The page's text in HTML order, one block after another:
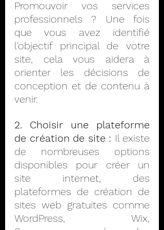
Promouvoir vos services
professionnels ? Une fois
que vous avez identifié
l'objectif principal de votre
site, cela vous aidera à
orienter les décisions de
conception et de contenu à
venir.
2. Choisir une plateforme
de création de site : Il existe
de nombreuses options
disponibles pour créer un
site internet, des
plateformes de création de
sites web gratuites comme
WordPress, Wix,